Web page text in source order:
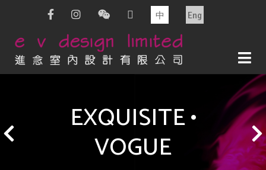
中 Eng
EXQUISITE •
VOGUE